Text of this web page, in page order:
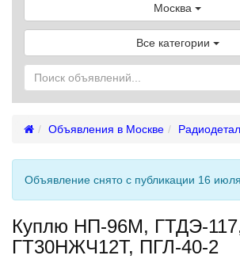
Москва
Все категории
Объявления в Москве
Объявление снято с публикации 16
Куплю НП-96М, ГТДЭ-
ГТ30НЖЧ12Т, ПГЛ-40-2